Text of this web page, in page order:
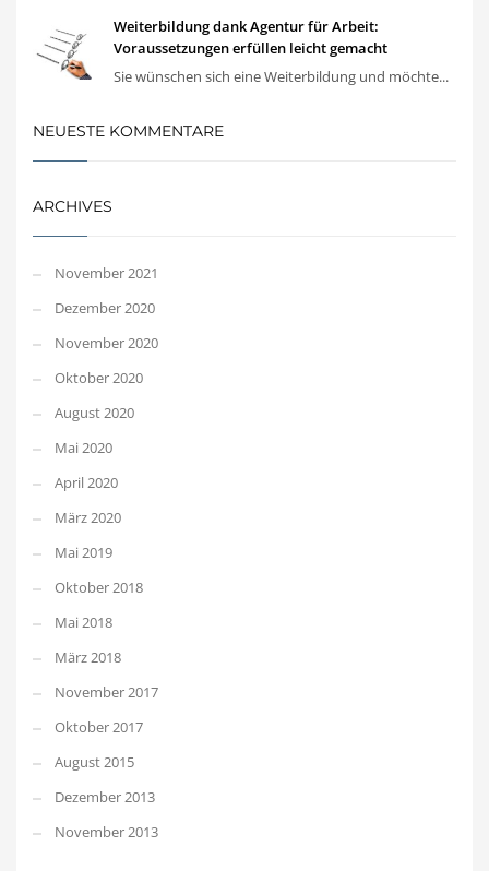
Weiterbildung dank Agentur für Arbeit:
Voraussetzungen erfüllen leicht gemacht
Sie wünschen sich eine Weiterbildung und möchte...
NEUESTE KOMMENTARE
ARCHIVES
November 2021
Dezember 2020
November 2020
Oktober 2020
August 2020
Mai 2020
April 2020
März 2020
Mai 2019
Oktober 2018
Mai 2018
März 2018
November 2017
Oktober 2017
August 2015
Dezember 2013
November 2013